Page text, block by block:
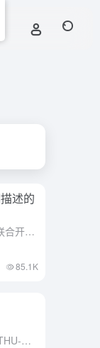
述的
综合介绍 Describe Anything 是由 NVIDIA 和多所大学联合开发的开源项目，核心是 Describe Anything Model（DAM）。这个工具能根据用户在图像或视频中标记的...
85.1K
综合介绍 YOLOE 是清华大学软件学院多媒体智能组（THU-MIG）开发的一个开源项目，全称“You Only Look Once Eye”。它基于 PyTorch 框架，属于 YOLO 系列的扩展...